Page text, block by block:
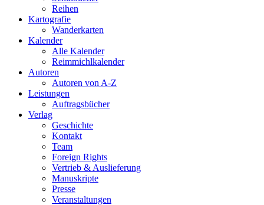
Reihen
Kartografie
Wanderkarten
Kalender
Alle Kalender
Reimmichlkalender
Autoren
Autoren von A-Z
Leistungen
Auftragsbücher
Verlag
Geschichte
Kontakt
Team
Foreign Rights
Vertrieb & Auslieferung
Manuskripte
Presse
Veranstaltungen